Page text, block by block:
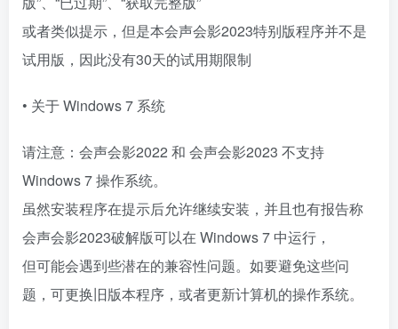
或者类似提示，但是本会声会影2023特别版程序并不是
试用版，因此没有30天的试用期限制
• 关于 Windows 7 系统
请注意：会声会影2022 和 会声会影2023 不支持
Windows 7 操作系统。
虽然安装程序在提示后允许继续安装，并且也有报告称
会声会影2023破解版可以在 Windows 7 中运行，
但可能会遇到些潜在的兼容性问题。如要避免这些问
题，可更换旧版本程序，或者更新计算机的操作系统。